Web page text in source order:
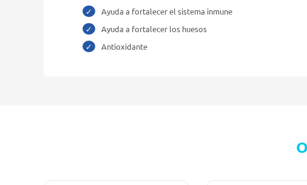
Ayuda a fortalecer el sistema inmune
Ayuda a fortalecer los huesos
Antioxidante